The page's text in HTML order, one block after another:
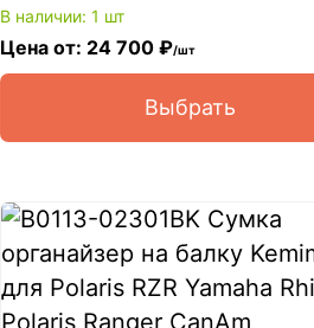
В наличии: 1 шт
Цена от: 24 700 ₽/шт
Выбрать